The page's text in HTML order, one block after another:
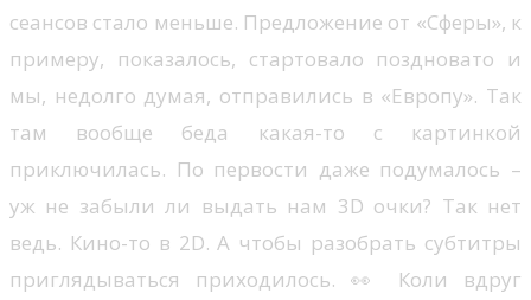
сеансов стало меньше. Предложение от «Сферы», к
примеру, показалось, стартовало поздновато и
мы, недолго думая, отправились в «Европу». Так
там вообще беда какая-то с картинкой
приключилась. По первости даже подумалось –
уж не забыли ли выдать нам 3D очки? Так нет
ведь. Кино-то в 2D. А чтобы разобрать субтитры
приглядываться приходилось. 👀 Коли вдруг